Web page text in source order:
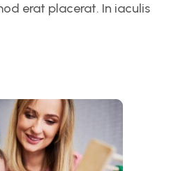
erat placerat. In iaculis